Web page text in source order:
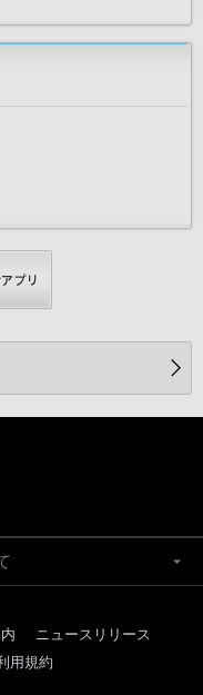
ニュースリリース
用規約